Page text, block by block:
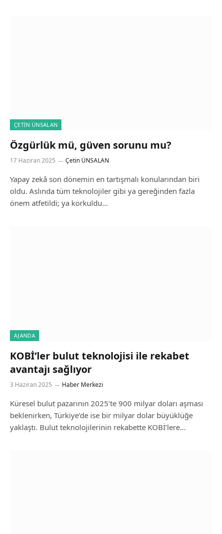
ÇETIN ÜNSALAN
Özgürlük mü, güven sorunu mu?
17 Haziran 2025 Çetin ÜNSALAN
Yapay zekâ son dönemin en tartışmalı konularından biri
oldu. Aslında tüm teknolojiler gibi ya gereğinden fazla
önem atfetildi; ya korkuldu…
AJANDA
KOBİ’ler bulut teknolojisi ile rekabet
avantajı sağlıyor
3 Haziran 2025 Haber Merkezi
Küresel bulut pazarının 2025’te 900 milyar doları aşması
beklenirken, Türkiye’de ise bir milyar dolar büyüklüğe
yaklaştı. Bulut teknolojilerinin rekabette KOBİ’lere…